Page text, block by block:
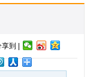
到 |